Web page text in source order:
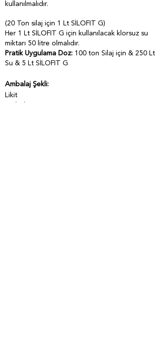
kullanılmalıdır.
(20 Ton silaj için 1 Lt SİLOFIT G)
Her 1 Lt SİLOFIT G için kullanılacak klorsuz su
miktarı 50 litre olmalıdır.
Pratik Uygulama Doz: 100 ton Silaj için & 250 Lt
Su & 5 Lt SİLOFIT G
Ambalaj Şekli:
Likit